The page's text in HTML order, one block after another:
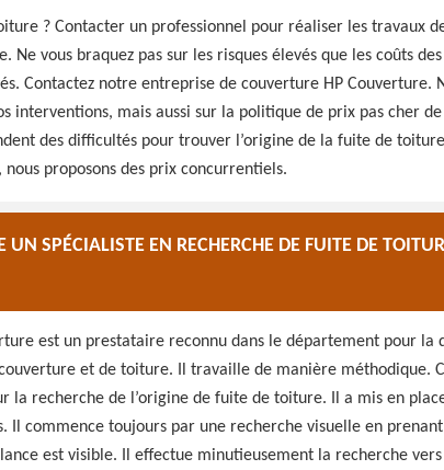
? Contacter un professionnel pour réaliser les travaux
Ne vous braquez pas sur les risques élevés que les coûts
Contactez notre entreprise de couverture HP Couverture.
interventions, mais aussi sur la politique de prix pas cher de
des difficultés pour trouver l’origine de la fuite de
nous proposons des prix concurrentiels.
UN SPÉCIALISTE EN RECHERCHE DE FUITE DE
est un prestataire reconnu dans le département pour la
et de toiture. Il travaille de manière méthodique.
la recherche de l’origine de fuite de toiture. Il a mis en
Il commence toujours par une recherche visuelle en
est visible. Il effectue minutieusement la recherche